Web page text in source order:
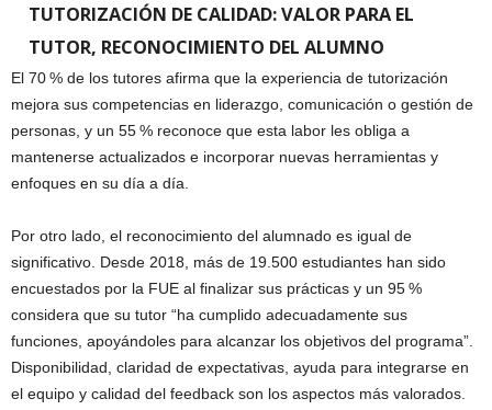
TUTORIZACIÓN DE CALIDAD: VALOR PARA EL
TUTOR, RECONOCIMIENTO DEL ALUMNO
El 70 % de los tutores afirma que la experiencia de tutorización
mejora sus competencias en liderazgo, comunicación o gestión de
personas, y un 55 % reconoce que esta labor les obliga a
mantenerse actualizados e incorporar nuevas herramientas y
enfoques en su día a día.
Por otro lado, el reconocimiento del alumnado es igual de
significativo. Desde 2018, más de 19.500 estudiantes han sido
encuestados por la FUE al finalizar sus prácticas y un 95 %
considera que su tutor “ha cumplido adecuadamente sus
funciones, apoyándoles para alcanzar los objetivos del programa”.
Disponibilidad, claridad de expectativas, ayuda para integrarse en
el equipo y calidad del feedback son los aspectos más valorados.